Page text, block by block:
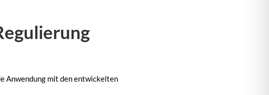
Anwendung mit den entwickelten